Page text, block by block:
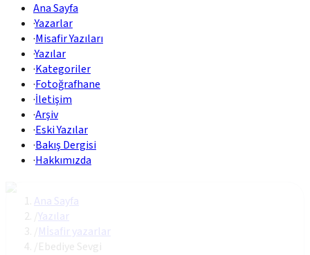
Ana Sayfa
·Yazarlar
·Misafir Yazıları
·Yazılar
·Kategoriler
·Fotoğrafhane
·İletişim
·Arşiv
·Eski Yazılar
·Bakış Dergisi
·Hakkımızda
Ana Sayfa
Yazılar
Mİsafir yazarlar
Ebediye Sevgi